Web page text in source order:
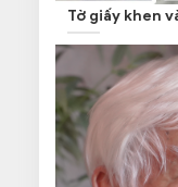
Tờ giấy khen